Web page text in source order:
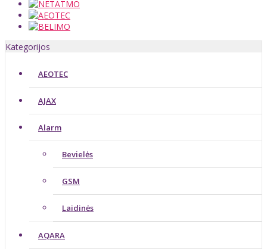
Kategorijos
AEOTEC
AJAX
Alarm
Bevielės
GSM
Laidinės
AQARA